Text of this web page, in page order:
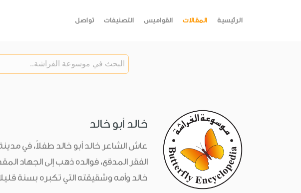
الرئيسية المقالات القواميس التصنيفات تواصل
خالد أبو خالد
عاش الشاعر خالد أبو خالد طفلاً، في
الفقر المدقع، فوالده ذهب إلى الجهاد
خالد وأمه وشقيقته التي تكبره بسنة